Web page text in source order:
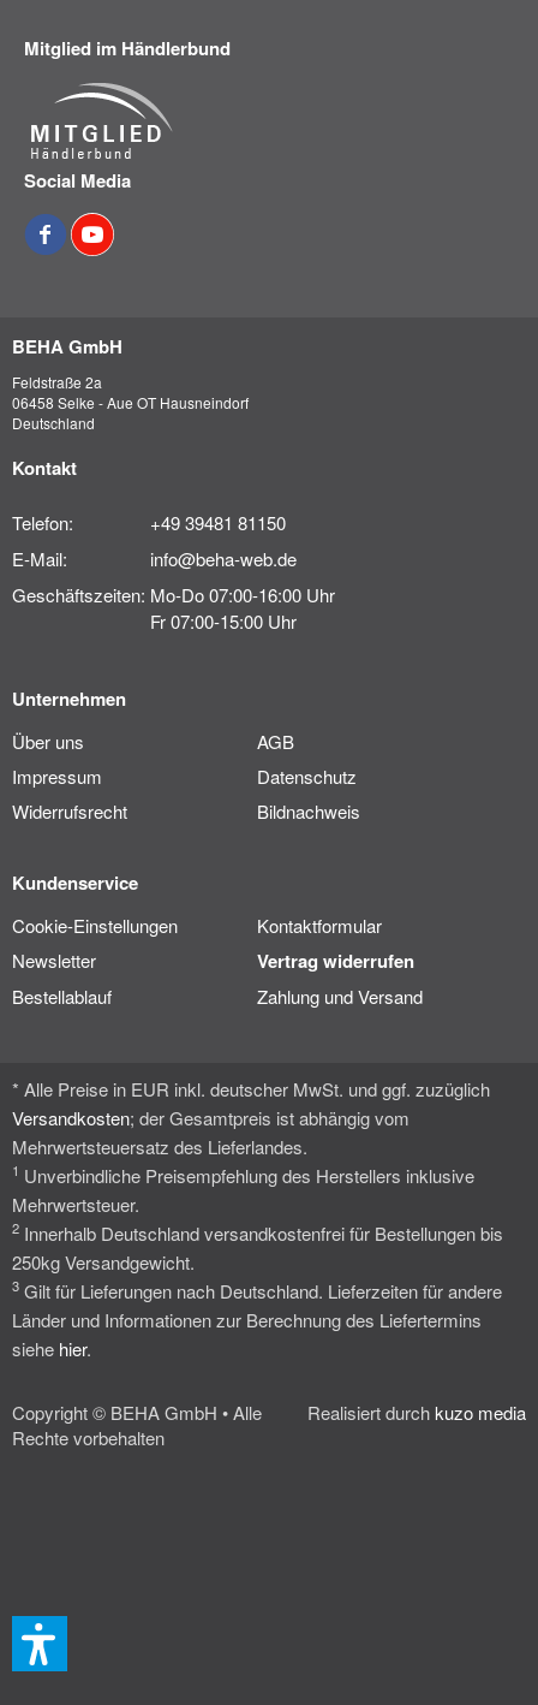
Mitglied im Händlerbund
Social Media
BEHA GmbH
Feldstraße 2a
06458 Selke - Aue OT Hausneindorf
Deutschland
Kontakt
Telefon:
+49 39481 81150
E-Mail:
info@beha-web.de
Geschäftszeiten: Mo-Do 07:00-16:00 Uhr
Fr 07:00-15:00 Uhr
Unternehmen
Über uns
AGB
Impressum
Datenschutz
Widerrufsrecht
Bildnachweis
Kundenservice
Cookie-Einstellungen
Kontaktformular
Newsletter
Vertrag widerrufen
Bestellablauf Zahlung und Versand
* Alle Preise in EUR inkl. deutscher MwSt. und ggf. zuzüglich
Versandkosten; der Gesamtpreis ist abhängig vom
Mehrwertsteuersatz des Lieferlandes.
1 Unverbindliche Preisempfehlung des Herstellers inklusive
Mehrwertsteuer.
2 Innerhalb Deutschland versandkostenfrei für Bestellungen bis
250kg Versandgewicht.
3 Gilt für Lieferungen nach Deutschland. Lieferzeiten für andere
Länder und Informationen zur Berechnung des Liefertermins
siehe hier.
Copyright © BEHA GmbH • Alle
Rechte vorbehalten
Realisiert durchkuzo media